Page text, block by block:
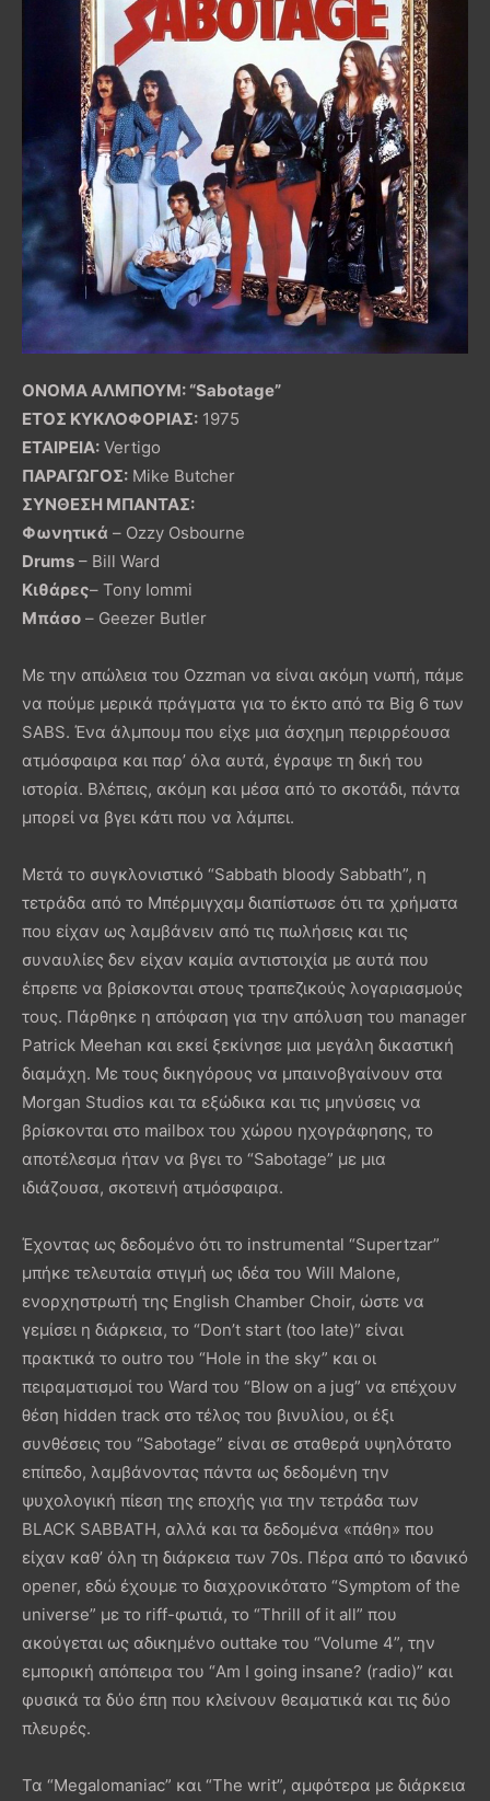
ΟΝΟΜΑ ΑΛΜΠΟΥΜ: “Sabotage”
ΕΤΟΣ ΚΥΚΛΟΦΟΡΙΑΣ: 1975
ΕΤΑΙΡΕΙΑ: Vertigo
ΠΑΡΑΓΩΓΟΣ: Mike Butcher
ΣΥΝΘΕΣΗ ΜΠΑΝΤΑΣ:
Φωνητικά – Ozzy Osbourne
Drums – Bill Ward
Κιθάρες– Tony Iommi
Μπάσο – Geezer Butler
Με την απώλεια του Ozzman να είναι ακόμη νωπή, πάμε
να πούμε μερικά πράγματα για το έκτο από τα Big 6 των
SABS. Ένα άλμπουμ που είχε μια άσχημη περιρρέουσα
ατμόσφαιρα και παρ’ όλα αυτά, έγραψε τη δική του
ιστορία. Βλέπεις, ακόμη και μέσα από το σκοτάδι, πάντα
μπορεί να βγει κάτι που να λάμπει.
Μετά το συγκλονιστικό “Sabbath bloody Sabbath”, η
τετράδα από το Μπέρμιγχαμ διαπίστωσε ότι τα χρήματα
που είχαν ως λαμβάνειν από τις πωλήσεις και τις
συναυλίες δεν είχαν καμία αντιστοιχία με αυτά που
έπρεπε να βρίσκονται στους τραπεζικούς λογαριασμούς
τους. Πάρθηκε η απόφαση για την απόλυση του manager
Patrick Meehan και εκεί ξεκίνησε μια μεγάλη δικαστική
διαμάχη. Με τους δικηγόρους να μπαινοβγαίνουν στα
Morgan Studios και τα εξώδικα και τις μηνύσεις να
βρίσκονται στο mailbox του χώρου ηχογράφησης, το
αποτέλεσμα ήταν να βγει το “Sabotage” με μια
ιδιάζουσα, σκοτεινή ατμόσφαιρα.
Έχοντας ως δεδομένο ότι το instrumental “Supertzar”
μπήκε τελευταία στιγμή ως ιδέα του Will Malone,
ενορχηστρωτή της English Chamber Choir, ώστε να
γεμίσει η διάρκεια, το “Don’t start (too late)” είναι
πρακτικά το outro του “Hole in the sky” και οι
πειραματισμοί του Ward του “Blow on a jug” να επέχουν
θέση hidden track στο τέλος του βινυλίου, οι έξι
συνθέσεις του “Sabotage” είναι σε σταθερά υψηλότατο
επίπεδο, λαμβάνοντας πάντα ως δεδομένη την
ψυχολογική πίεση της εποχής για την τετράδα των
BLACK SABBATH, αλλά και τα δεδομένα «πάθη» που
είχαν καθ’ όλη τη διάρκεια των 70s. Πέρα από το ιδανικό
opener, εδώ έχουμε το διαχρονικότατο “Symptom of the
universe” με το riff-φωτιά, το “Thrill of it all” που
ακούγεται ως αδικημένο outtake του “Volume 4”, την
εμπορική απόπειρα του “Am I going insane? (radio)” και
φυσικά τα δύο έπη που κλείνουν θεαματικά και τις δύο
πλευρές.
Τα “Megalomaniac” και “The writ”, αμφότερα με διάρκεια